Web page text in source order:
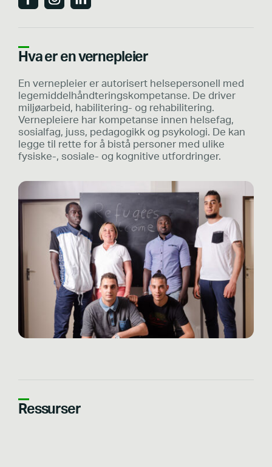
Hva er en vernepleier
En vernepleier er autorisert helsepersonell med
legemiddelhåndteringskompetanse. De driver
miljøarbeid, habilitering- og rehabilitering.
Vernepleiere har kompetanse innen helsefag,
sosialfag, juss, pedagogikk og psykologi. De kan
legge til rette for å bistå personer med ulike
fysiske-, sosiale- og kognitive utfordringer.
Ressurser